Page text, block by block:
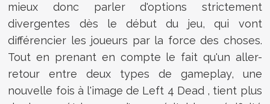
mieux donc parler d'options strictement
divergentes dès le début du jeu, qui vont
différencier les joueurs par la force des choses.
Tout en prenant en compte le fait qu'un aller-
retour entre deux types de gameplay, une
nouvelle fois à l'image de Left 4 Dead , tient plus